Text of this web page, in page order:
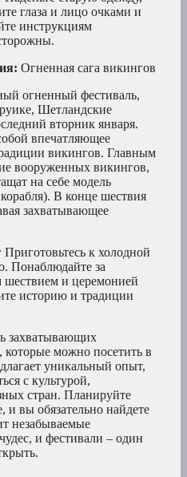
глаза и лицо очками и
инструкциям
Огненная сага викингов
огненный фестиваль,
Шетландские
вторник января.
впечатляющее
викингов. Главным
вооруженных викингов,
на себе модель
В конце шествия
захватывающее
Приготовьтесь к холодной
Понаблюдайте за
и церемонией
историю и традиции
захватывающих
которые можно посетить в
уникальный опыт,
с культурой,
стран. Планируйте
и вы обязательно найдете
незабываемые
и фестивали – один